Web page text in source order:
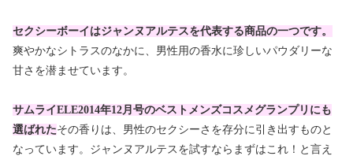
セクシーボーイはジャンヌアルテスを代表する商品の一つです。
爽やかなシトラスのなかに、男性用の香水に珍しいパウダリーな
甘さを潜ませています。
サムライELE2014年12月号のベストメンズコスメグランプリにも
選ばれたその香りは、男性のセクシーさを存分に引き出すものと
なっています。ジャンヌアルテスを試すならまずはこれ！と言え